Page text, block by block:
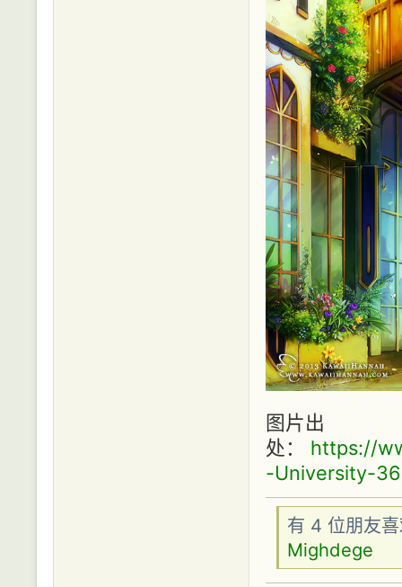
图片出
处： https://
-University-
有 4 位朋友
Mighdege